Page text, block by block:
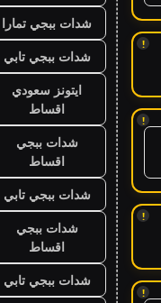
!
!
!
!
شدات ببجي تمارا
شدات ببجي تابي
ايتونز سعودي
اقساط
شدات ببجي
اقساط
شدات ببجي تابي
شدات ببجي
اقساط
شدات ببجي تابي